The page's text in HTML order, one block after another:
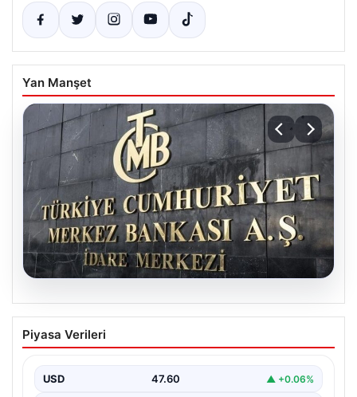
Yan Manşet
05.08.2026
Merkez Bankası faiz kararı ne zaman?
Ekonomistlerin nisan ayı faiz beklentisi
Piyasa Verileri
USD 47.60 ▲ +0.06%